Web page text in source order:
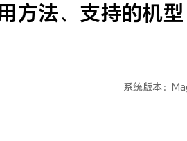
方法、支持的机型
系统版本：